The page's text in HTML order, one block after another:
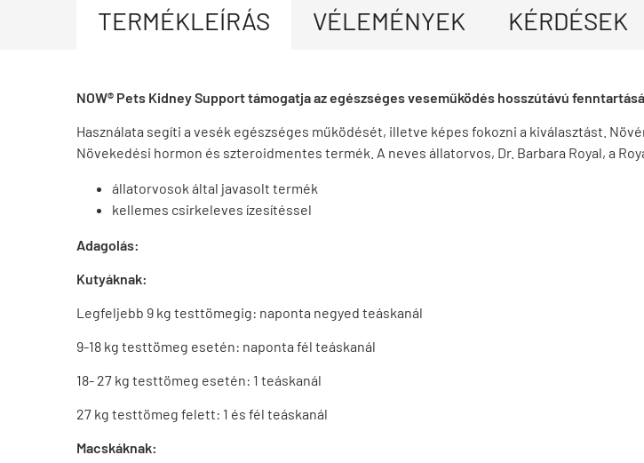
TERMÉKLEÍRÁS VÉLEMÉNYEK KÉRDÉSEK
NOW® Pets Kidney Support támogatja az egészséges veseműködés hosszútávú
Használata segíti a vesék egészséges működését, illetve képes fokozni a kiválasztást.
Növekedési hormon és szteroidmentes termék. A neves állatorvos, Dr. Barbara Royal, a
állatorvosok által javasolt termék
kellemes csirkeleves ízesítéssel
Adagolás:
Kutyáknak:
Legfeljebb 9 kg testtömegig: naponta negyed teáskanál
9-18 kg testtömeg esetén: naponta fél teáskanál
18- 27 kg testtömeg esetén: 1 teáskanál
27 kg testtömeg felett: 1 és fél teáskanál
Macskáknak: